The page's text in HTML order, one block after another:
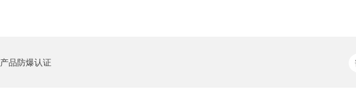
产品防爆认证